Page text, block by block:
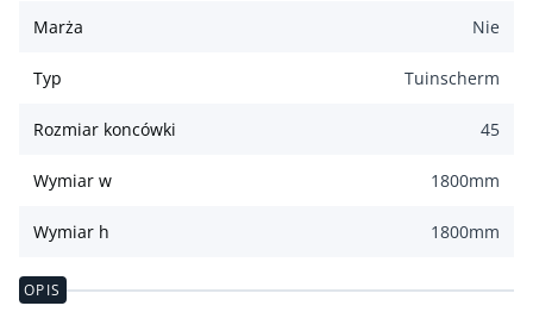
Marża Nie
Typ Tuinscherm
Rozmiar koncówki 45
Wymiar w 1800mm
Wymiar h 1800mm
OPIS